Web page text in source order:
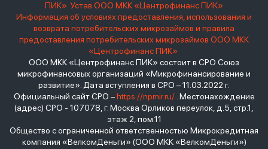
ПИК» Устав ООО МКК «Центрофинанс ПИК»
Информация об условиях предоставления, использования и
возврата потребительских микрозаймов и правила
предоставления потребительских микрозаймов ООО МКК
«Центрофинанс ПИК»
ООО МКК «Центрофинанс ПИК» состоит в СРО Союз
микрофинансовых организаций «Микрофинансирование и
развитие». Дата вступления в СРО – 11.03.2022 г.
Официальный сайт СРО –https://npmir.ru/. Местонахождение
(адрес) СРО - 107078, г. Москва Орликов переулок, д.5, стр.1,
этаж 2, пом.11
Общество с ограниченной ответственностью Микрокредитная
компания «ВелкомДеньги» (ООО МКК «ВелкомДеньги»)